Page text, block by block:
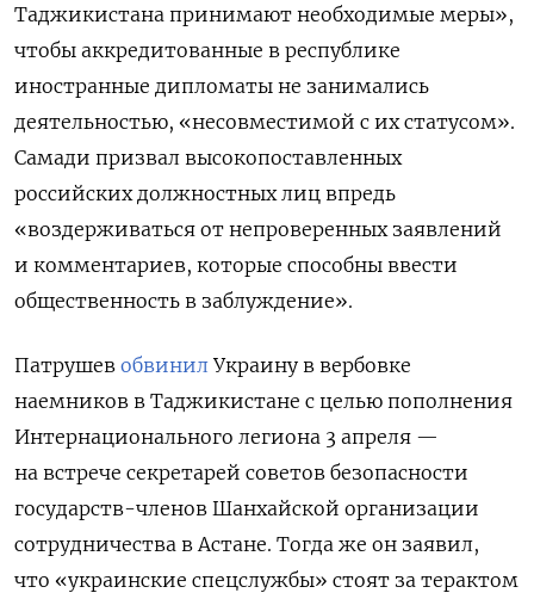
Таджикистана принимают необходимые меры»,
чтобы аккредитованные в республике
иностранные дипломаты не занимались
деятельностью, «несовместимой с их статусом».
Самади призвал высокопоставленных
российских должностных лиц впредь
«воздерживаться от непроверенных заявлений
и комментариев, которые способны ввести
общественность в заблуждение».
Патрушев обвинил Украину в вербовке
наемников в Таджикистане с целью пополнения
Интернационального легиона 3 апреля —
на встрече секретарей советов безопасности
государств-членов Шанхайской организации
сотрудничества в Астане. Тогда же он заявил,
что «украинские спецслужбы» стоят за терактом